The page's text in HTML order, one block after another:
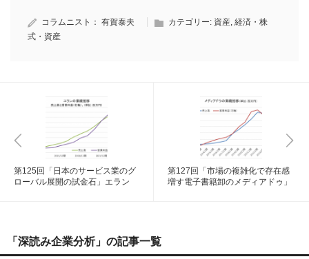
コラムニスト： 有賀泰夫 カテゴリー: 資産, 経済・株
式・資産
第125回「日本のサービス業のグ
ローバル展開の試金石」エラン
第127回「市場の複雑化で存在感
増す電子書籍卸のメディアドゥ」
「深読み企業分析」の記事一覧